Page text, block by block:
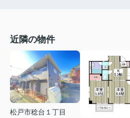
近隣の物件
松戸市稔台１丁目